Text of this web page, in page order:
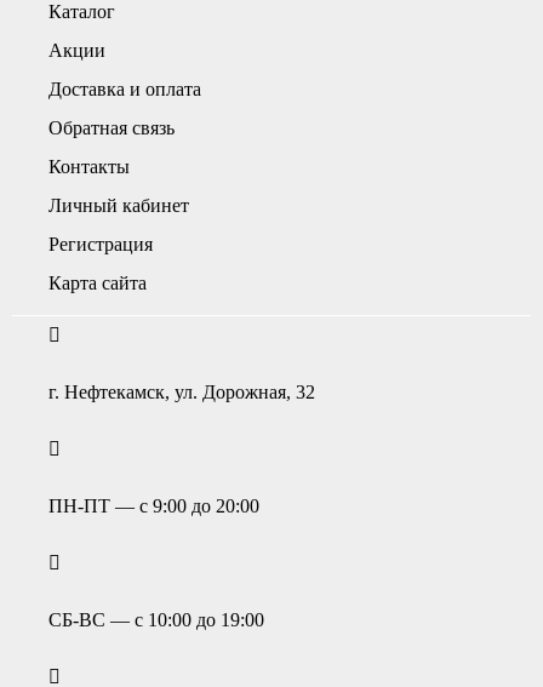
Каталог
Акции
Доставка и оплата
Обратная связь
Контакты
Личный кабинет
Регистрация
Карта сайта
г. Нефтекамск, ул. Дорожная, 32
ПН-ПТ — с 9:00 до 20:00
СБ-ВС — с 10:00 до 19:00